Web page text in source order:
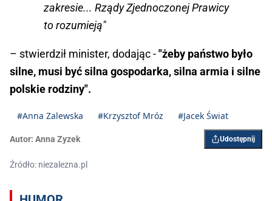
zakresie... Rządy Zjednoczonej Prawicy
to rozumieją"
– stwierdził minister, dodając -"żeby państwo było
silne, musi być silna gospodarka, silna armia i silne
polskie rodziny".
#Anna Zalewska #Krzysztof Mróz #Jacek Świat
Autor: Anna Zyzek Udostępnij
Źródło: niezalezna.pl